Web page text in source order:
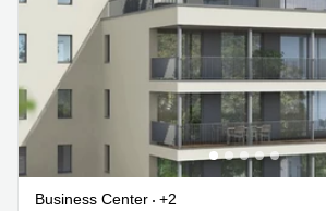
Business Center
+2